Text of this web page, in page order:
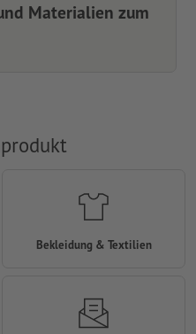
Materialien zum
Bekleidung & Textilien